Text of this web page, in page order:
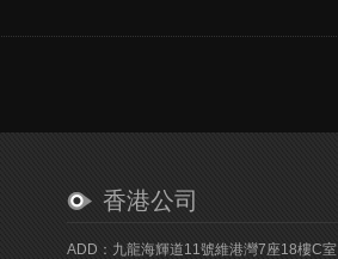
香港公司
ADD：九龍海輝道11號維港灣7座18樓C室